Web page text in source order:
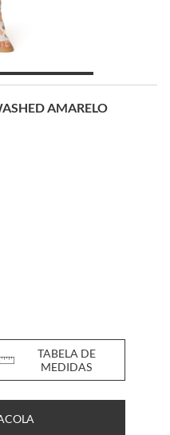
AMARELO
TABELA DE
MEDIDAS